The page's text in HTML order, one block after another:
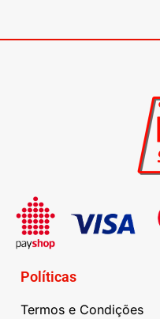
Políticas
Termos e Condições